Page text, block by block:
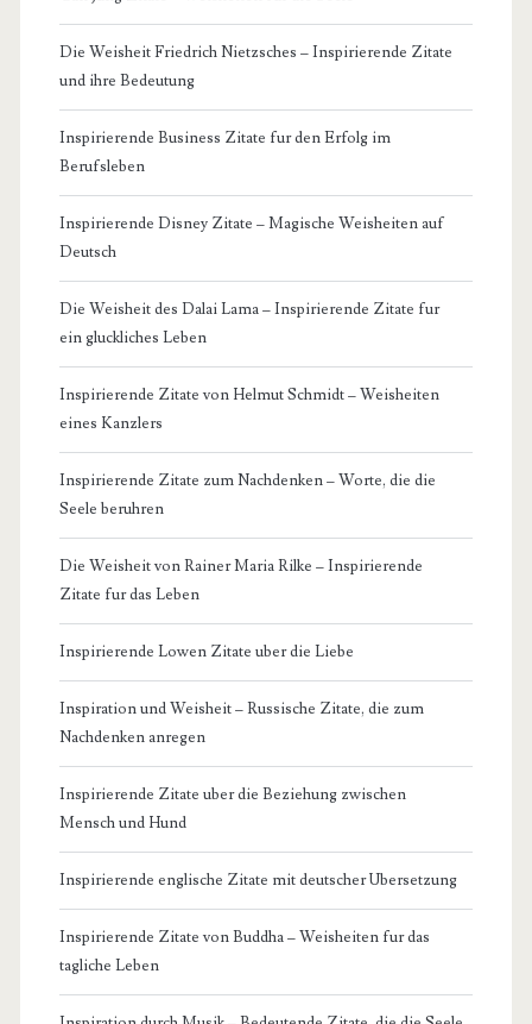
Die Weisheit Friedrich Nietzsches – Inspirierende Zitate
und ihre Bedeutung
Inspirierende Business Zitate fur den Erfolg im
Berufsleben
Inspirierende Disney Zitate – Magische Weisheiten auf
Deutsch
Die Weisheit des Dalai Lama – Inspirierende Zitate fur
ein gluckliches Leben
Inspirierende Zitate von Helmut Schmidt – Weisheiten
eines Kanzlers
Inspirierende Zitate zum Nachdenken – Worte, die die
Seele beruhren
Die Weisheit von Rainer Maria Rilke – Inspirierende
Zitate fur das Leben
Inspirierende Lowen Zitate uber die Liebe
Inspiration und Weisheit – Russische Zitate, die zum
Nachdenken anregen
Inspirierende Zitate uber die Beziehung zwischen
Mensch und Hund
Inspirierende englische Zitate mit deutscher Ubersetzung
Inspirierende Zitate von Buddha – Weisheiten fur das
tagliche Leben